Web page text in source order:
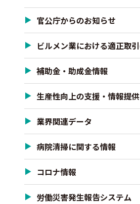
官公庁からのお知らせ
ビルメン業における適正取
補助金・助成金情報
生産性向上の支援・情報提供
業界関連データ
病院清掃に関する情報
コロナ情報
労働災害発生報告システム